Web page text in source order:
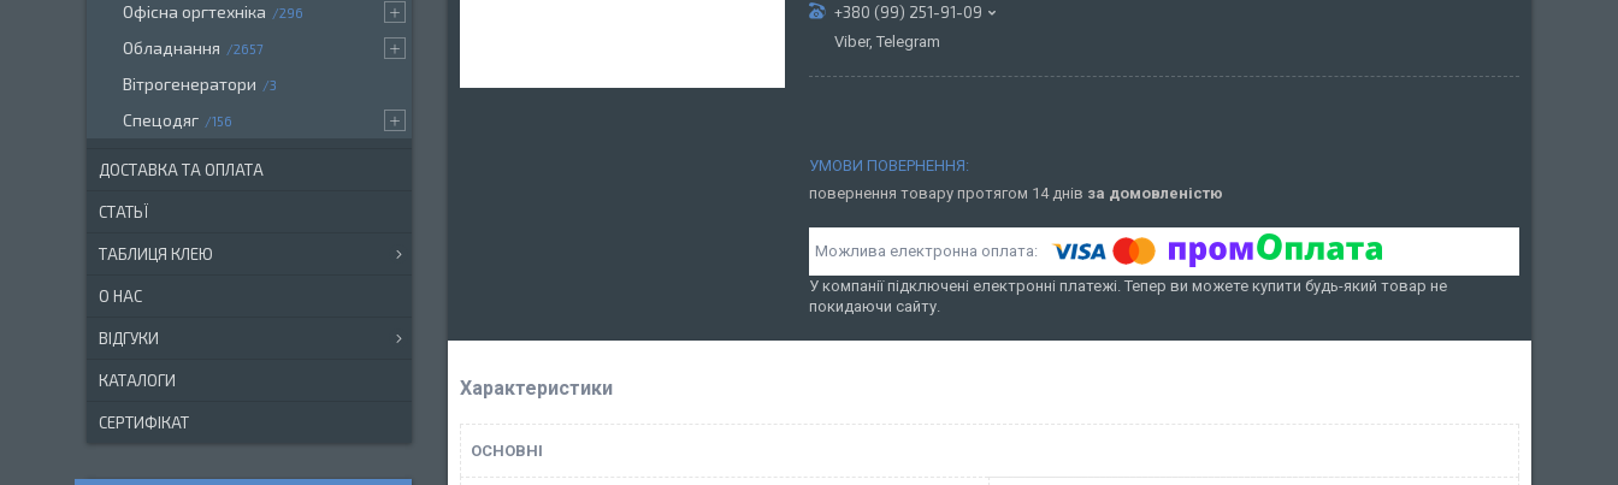
+380 (99) 251-91-09
Viber, Telegram
повернення товару протягом 14 днів за домовленістю
У компанії підключені електронні платежі. Тепер ви можете купити будь-який товар не
покидаючи сайту.
Характеристики
ОСНОВНІ
Офісна оргтехніка 296
Обладнання 2657
Вітрогенератори 3
Спецодяг 156
ДОСТАВКА ТА ОПЛАТА
СТАТЬЇ
ТАБЛИЦЯ КЛЕЮ
О НАС
ВІДГУКИ
КАТАЛОГИ
СЕРТИФІКАТ